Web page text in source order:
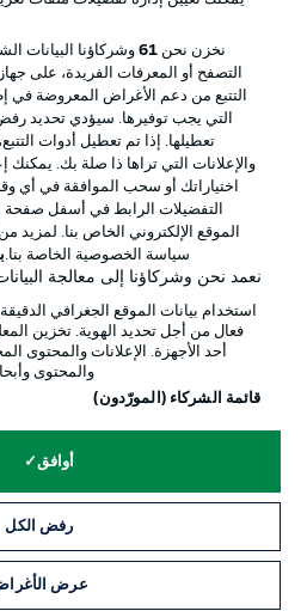
تطبيق الدوري
Official Partners
إدارة التفضيلات بيان
الوظائف
جهة النشر تواصل
نخزن نحن 61وشركاؤنا البيانات
التصفح أو المعرفات الفريدة، على
التتبع من دعم الأغراض المعروضة في
التي يجب توفيرها. سيؤدي تحديد
تعطيلها. إذا تم تعطيل أدوات
والإعلانات التي تراها ذا صلة بك. يمكنك
اختياراتك أو سحب الموافقة في أي
التفضيلات الرابط في أسفل صفحة
الموقع الإلكتروني الخاص بنا. لمزيد
سياسة الخصوصية الخاصة بنا.
نعمد نحن وشركاؤنا إلى معالجة
استخدام بيانات الموقع الجغرافي
فعال من أجل تحديد الهوية. تخزين
أحد الأجهزة. الإعلانات والمحتوى
والمحتوى
قائمة الشركاء (المورّدون)
أوافق
رفض الكل
عرض